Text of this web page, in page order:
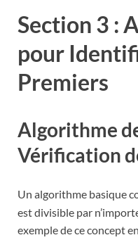
Section 3 :
pour
Premiers
Algorithme
Vérification
Un algorithme basique
est divisible par
exemple de ce concept